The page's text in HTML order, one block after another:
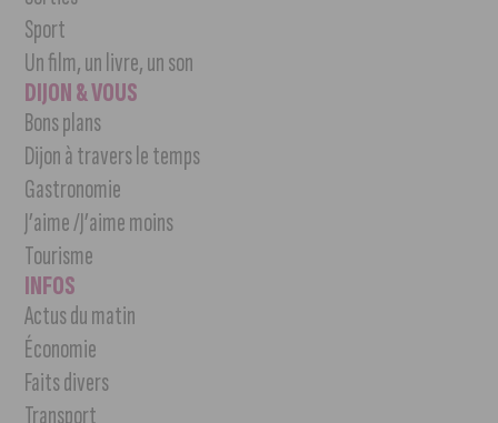
Sport
Un film, un livre, un son
DIJON & VOUS
Bons plans
Dijon à travers le temps
Gastronomie
J’aime /J’aime moins
Tourisme
INFOS
Actus du matin
Économie
Faits divers
Transport